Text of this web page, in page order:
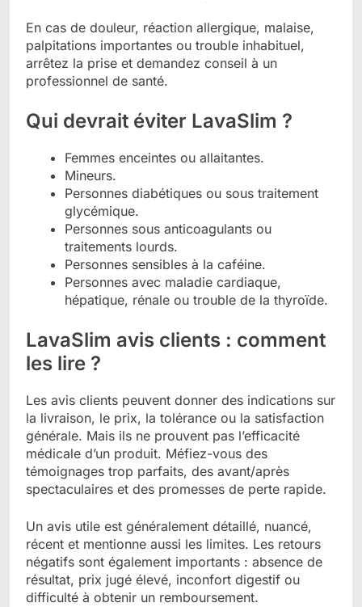
En cas de douleur, réaction allergique, malaise,
palpitations importantes ou trouble inhabituel,
arrêtez la prise et demandez conseil à un
professionnel de santé.
Qui devrait éviter LavaSlim ?
Femmes enceintes ou allaitantes.
Mineurs.
Personnes diabétiques ou sous traitement
glycémique.
Personnes sous anticoagulants ou
traitements lourds.
Personnes sensibles à la caféine.
Personnes avec maladie cardiaque,
hépatique, rénale ou trouble de la thyroïde.
LavaSlim avis clients : comment
les lire ?
Les avis clients peuvent donner des indications sur
la livraison, le prix, la tolérance ou la satisfaction
générale. Mais ils ne prouvent pas l’efficacité
médicale d’un produit. Méfiez-vous des
témoignages trop parfaits, des avant/après
spectaculaires et des promesses de perte rapide.
Un avis utile est généralement détaillé, nuancé,
récent et mentionne aussi les limites. Les retours
négatifs sont également importants : absence de
résultat, prix jugé élevé, inconfort digestif ou
difficulté à obtenir un remboursement.